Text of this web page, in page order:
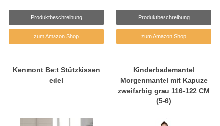
Produktbeschreibung
zum Amazon Shop
Produktbeschreibung
zum Amazon Shop
Kenmont Bett Stützkissen
edel
Kinderbademantel
Morgenmantel mit Kapuze
zweifarbig grau 116-122 CM
(5-6)